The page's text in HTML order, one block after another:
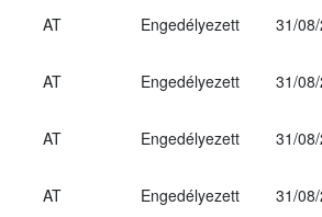
AT Engedélyezett 31/
AT Engedélyezett
31/
AT Engedélyezett 31/
AT Engedélyezett
31/